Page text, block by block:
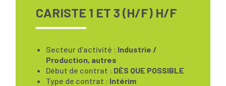
CARISTE 1 ET 3 (H/F) H/F
Secteur d'activité : Industrie /
Production, autres
Début de contrat : DÈS QUE POSSIBLE
Type de contrat : Intérim